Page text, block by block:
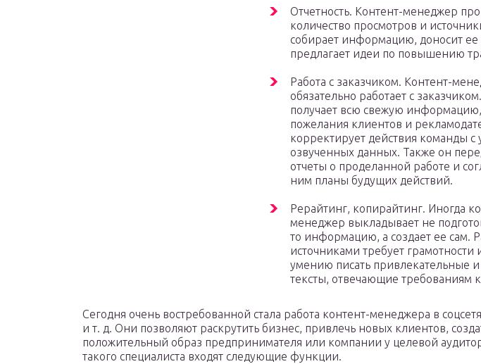
Отчетность. Контент-менеджер
количество просмотров и
собирает информацию, доносит ее
предлагает идеи по повышению
Работа с заказчиком. Контент-
обязательно работает с
получает всю свежую
пожелания клиентов и
корректирует действия команды с
озвученных данных. Также он
отчеты о проделанной работе и
ним планы будущих действий.
Рерайтинг, копирайтинг. Иногда
менеджер выкладывает не
то информацию, а создает ее сам.
источниками требует грамотности
умению писать привлекательные
тексты, отвечающие требованиям
Сегодня очень востребованной стала работа контент-менеджера в
и т. д. Они позволяют раскрутить бизнес, привлечь новых клиентов,
положительный образ предпринимателя или компании у целевой
такого специалиста входят следующие функции.